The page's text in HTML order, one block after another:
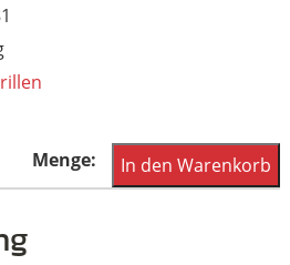
60er
Jahre
In den Warenkorb